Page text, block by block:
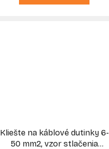
Kliešte na káblové dutinky 6-
50 mm2, vzor stlačenia